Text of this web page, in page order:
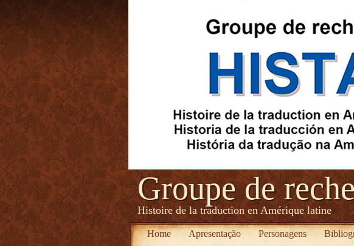
Groupe de
Histoire de la traduction en Amérique latine
Home Apresentação Personagens